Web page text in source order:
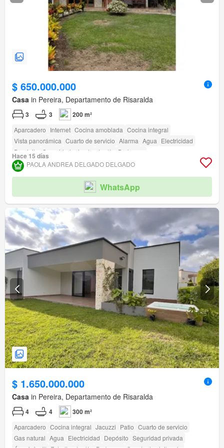
$ 650.000.000
Casa in Pereira, Departamento de Risaralda
3 3 200 m²
Aparcadero Internet Cocina amoblada Cocina integral
Vista panorámica Cuarto de servicio Alarma Agua Electricidad
Depósito
Seguridad privada Jardín
Barbecue
Acceso para personas con discapacidad
Hace 15 días
PAOLA ANDREA DELGADO DELGADO
WhatsApp
$ 1.650.000.000
Casa in Pereira, Departamento de Risaralda
4 4 300 m²
Aparcadero Cocina integral Jacuzzi Patio Cuarto de servicio
Gas natural Agua Electricidad Depósito Seguridad privada